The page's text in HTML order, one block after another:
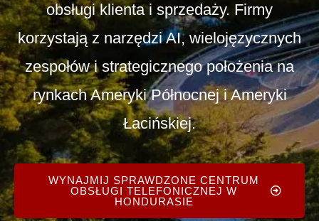
obsługi klienta i sprzedaży. Firmy
korzystają z narzędzi AI, wielojęzycznych
zespołów i strategicznego położenia na
rynkach Ameryki Północnej i Ameryki
Łacińskiej.
WYNAJMIJ SPRAWDZONE CENTRUM
OBSŁUGI TELEFONICZNEJ W
HONDURASIE